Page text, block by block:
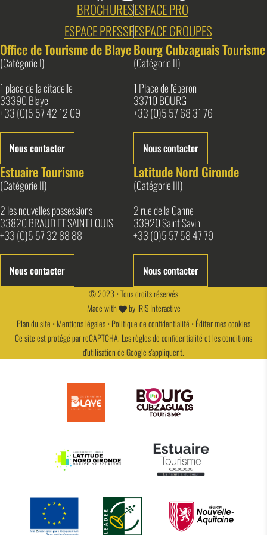
BROCHURESESPACE PRO
ESPACE PRESSEESPACE GROUPES
Office de Tourisme de Blaye
(Catégorie I)
1 place de la citadelle
33390 Blaye
+33 (0)5 57 42 12 09
Nous contacter
Bourg Cubzaguais Tourisme
(Catégorie II)
1 Place de l'éperon
33710 BOURG
+33 (0)5 57 68 31 76
Nous contacter
Estuaire Tourisme
(Catégorie II)
2 les nouvelles possessions
33820 BRAUD ET SAINT LOUIS
+33 (0)5 57 32 88 88
Nous contacter
Latitude Nord Gironde
(Catégorie III)
2 rue de la Ganne
33920 Saint Savin
+33 (0)5 57 58 47 79
Nous contacter
© 2023 • Tous droits réservés
Made with
byIRIS Interactive
Plan du site •Mentions légales•Politique de confidentialité •Éditer mes cookies
Ce site est protégé par reCAPTCHA. Lesrègles de confidentialitéet lesconditions
d'utilisationde Google s'appliquent.